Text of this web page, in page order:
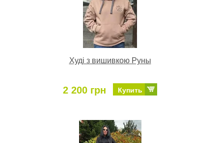
Худі з вишивкою Руны
2 200 грн Купить